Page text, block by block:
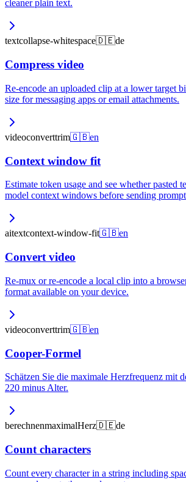
cleaner plain text.
textcollapse-whitespace🇩🇪de
Compress video
Re-encode an uploaded clip at a lower target
size for messaging apps or email attachments.
videoconverttrim🇬🇧en
Context window fit
Estimate token usage and see whether pasted
model context windows before sending
aitextcontext-window-fit🇬🇧en
Convert video
Re-mux or re-encode a local clip into a
format available on your device.
videoconverttrim🇬🇧en
Cooper-Formel
Schätzen Sie die maximale Herzfrequenz mit
220 minus Alter.
berechnenmaximalHerz🇩🇪de
Count characters
Count every character in a string including